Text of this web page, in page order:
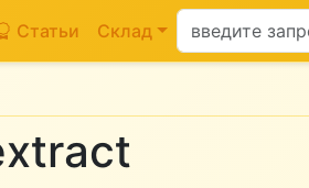
Статьи Склад